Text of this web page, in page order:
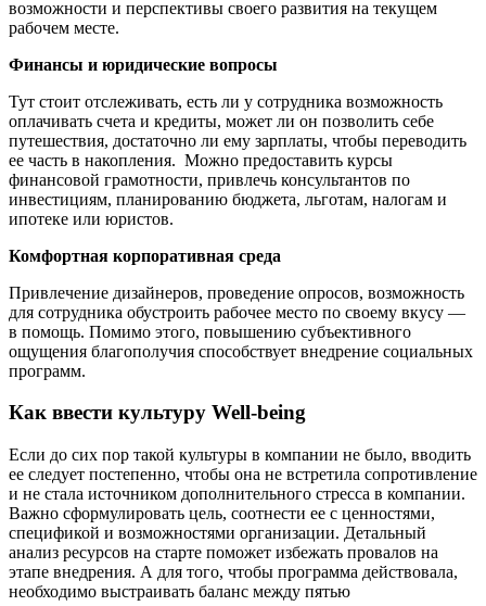
возможности и перспективы своего развития на текущем
рабочем месте.
Финансы и юридические вопросы
Тут стоит отслеживать, есть ли у сотрудника возможность
оплачивать счета и кредиты, может ли он позволить себе
путешествия, достаточно ли ему зарплаты, чтобы переводить
ее часть в накопления. Можно предоставить курсы
финансовой грамотности, привлечь консультантов по
инвестициям, планированию бюджета, льготам, налогам и
ипотеке или юристов.
Комфортная корпоративная среда
Привлечение дизайнеров, проведение опросов, возможность
для сотрудника обустроить рабочее место по своему вкусу —
в помощь. Помимо этого, повышению субъективного
ощущения благополучия способствует внедрение социальных
программ.
Как ввести культуру Well-being
Если до сих пор такой культуры в компании не было, вводить
ее следует постепенно, чтобы она не встретила сопротивление
и не стала источником дополнительного стресса в компании.
Важно сформулировать цель, соотнести ее с ценностями,
спецификой и возможностями организации. Детальный
анализ ресурсов на старте поможет избежать провалов на
этапе внедрения. А для того, чтобы программа действовала,
необходимо выстраивать баланс между пятью